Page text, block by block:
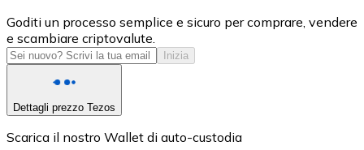
USD Coin
USDC
Goditi un processo semplice e sicuro per comprare, vendere
e scambiare criptovalute.
Inizia
Dettagli prezzo Tezos
Scarica il nostro Wallet di auto-custodia